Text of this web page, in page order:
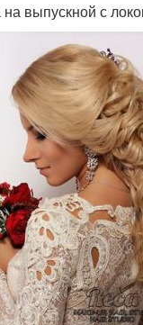
выпускной с